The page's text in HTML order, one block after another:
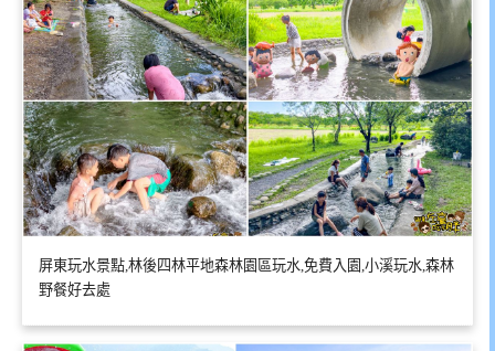
屏東玩水景點,林後四林平地森林園區玩水,免費入園,小溪玩水,森林
野餐好去處